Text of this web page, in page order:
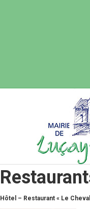
Hôtel – Restaurant « Le